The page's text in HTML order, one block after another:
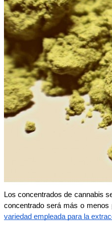
Los concentrados de cannabis
concentrado será más o
variedad empleada para la